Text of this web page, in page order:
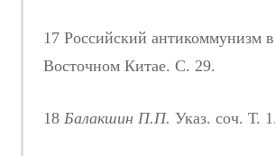
17 Российский антикоммунизм
Восточном Китае. С. 29.
18 Балакшин П.П. Указ. соч. Т.